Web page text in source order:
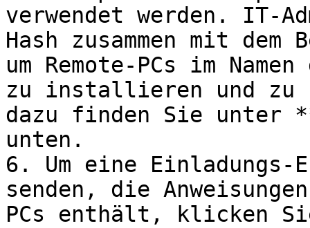
verwendet werden. IT-
Hash zusammen mit
um Remote-PCs im
zu installieren und zu
dazu finden Sie unter
unten.
6. Um eine Einladungs-
senden, die
PCs enthält, klicken